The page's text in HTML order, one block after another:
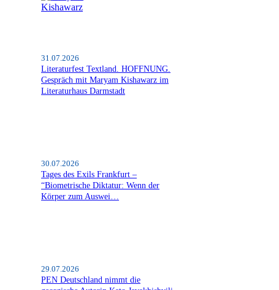
31.07.2026
Literaturfest Textland. HOFFNUNG.
Gespräch mit Maryam Kishawarz im
Literaturhaus Darmstadt
30.07.2026
Tages des Exils Frankfurt –
“Biometrische Diktatur: Wenn der
Körper zum Auswei…
29.07.2026
PEN Deutschland nimmt die